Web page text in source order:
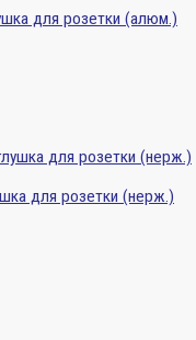
для розетки (алюм.)
для розетки (нерж.)